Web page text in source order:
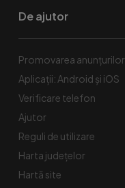
De ajutor
Promovarea anunțurilor
Aplicații: Android și iOS
Verificare telefon
Ajutor
Reguli de utilizare
Harta județelor
Hartă site